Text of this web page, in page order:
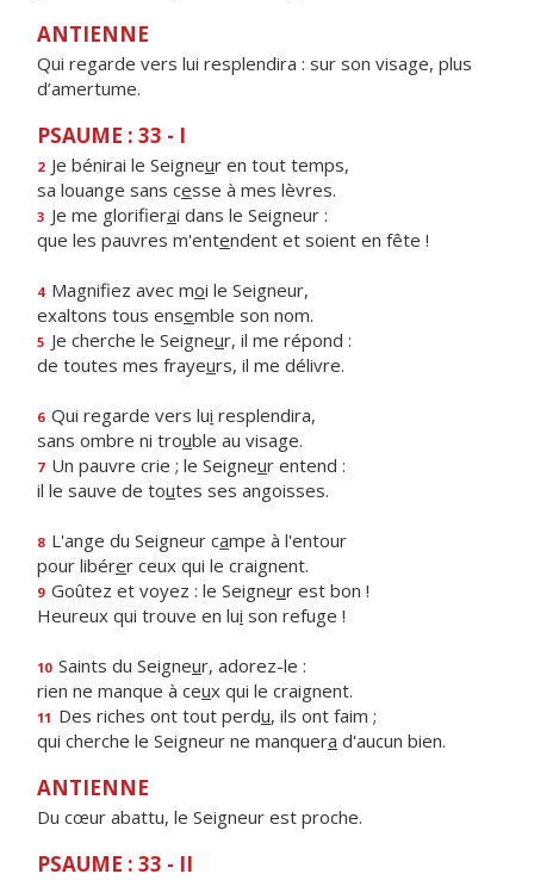
ANTIENNE
Qui regarde vers lui resplendira : sur son visage, plus
d’amertume.
PSAUME : 33 - I
2 Je bénirai le Seigneur en tout temps,
sa louange sans cesse à mes lèvres.
3 Je me glorifierai dans le Seigneur :
que les pauvres m'entendent et soient en fête !
4 Magnifiez avec moi le Seigneur,
exaltons tous ensemble son nom.
5 Je cherche le Seigneur, il me répond :
de toutes mes frayeurs, il me délivre.
6 Qui regarde vers lui resplendira,
sans ombre ni trouble au visage.
7 Un pauvre crie ; le Seigneur entend :
il le sauve de toutes ses angoisses.
8 L'ange du Seigneur campe à l'entour
pour libérer ceux qui le craignent.
9 Goûtez et voyez : le Seigneur est bon !
Heureux qui trouve en lui son refuge !
10 Saints du Seigneur, adorez-le :
rien ne manque à ceux qui le craignent.
11 Des riches ont tout perdu, ils ont faim ;
qui cherche le Seigneur ne manquera d'aucun bien.
ANTIENNE
Du cœur abattu, le Seigneur est proche.
PSAUME : 33 - II